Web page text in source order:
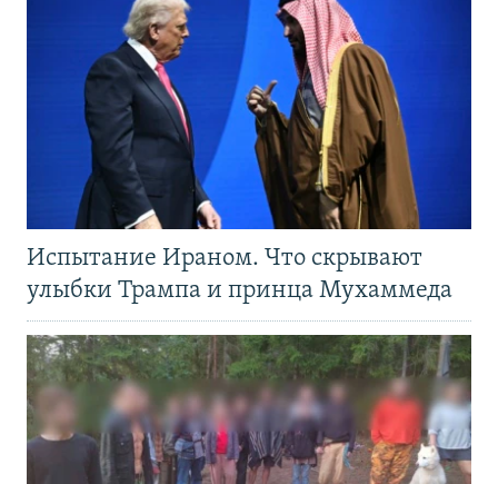
Испытание Ираном. Что скрывают
улыбки Трампа и принца Мухаммеда